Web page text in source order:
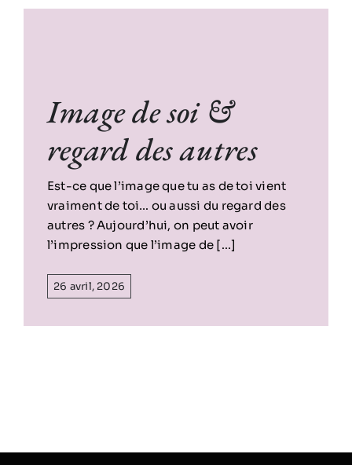
Image de soi &
regard des autres
Est-ce que l’image que tu as de toi vient
vraiment de toi… ou aussi du regard des
autres ? Aujourd’hui, on peut avoir
l’impression que l’image de [...]
26 avril, 2026